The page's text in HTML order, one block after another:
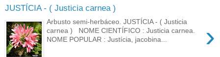
JUSTÍCIA - ( Justicia carnea )
›
Arbusto semi-herbáceo. JUSTÍCIA - ( Justicia
carnea ) NOME CIENTÍFICO : Justicia carnea.
NOME POPULAR : Justícia, jacobina...